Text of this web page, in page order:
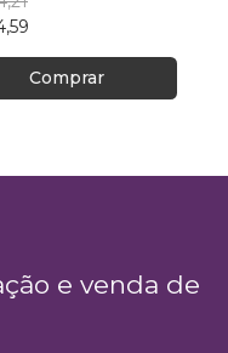
Comprar
e venda de